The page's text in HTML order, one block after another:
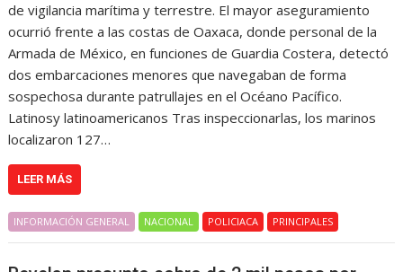
de vigilancia marítima y terrestre. El mayor aseguramiento
ocurrió frente a las costas de Oaxaca, donde personal de la
Armada de México, en funciones de Guardia Costera, detectó
dos embarcaciones menores que navegaban de forma
sospechosa durante patrullajes en el Océano Pacífico.
Latinosy latinoamericanos Tras inspeccionarlas, los marinos
localizaron 127…
LEER MÁS
INFORMACIÓN GENERAL NACIONAL POLICIACA PRINCIPALES